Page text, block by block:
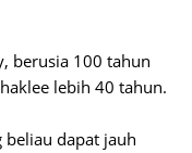
berusia 100 tahun
lebih 40 tahun.
beliau dapat jauh